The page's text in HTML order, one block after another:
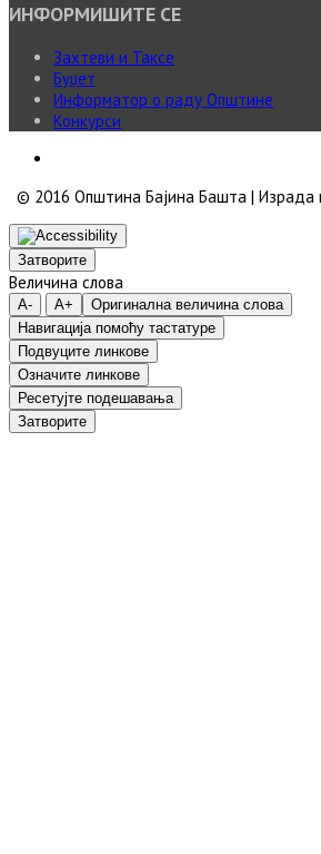
ИНФОРМИШИТЕ СЕ
Захтеви и Таксе
Буџет
Информатор о раду Општине
Конкурси
© 2016 Општина Бајина Башта | Израда
Затворите
Величина слова
A- A+
Оригинална величина слова
Навигација помоћу тастатуре
Подвуците линкове
Означите линкове
Ресетујте подешавања
Затворите